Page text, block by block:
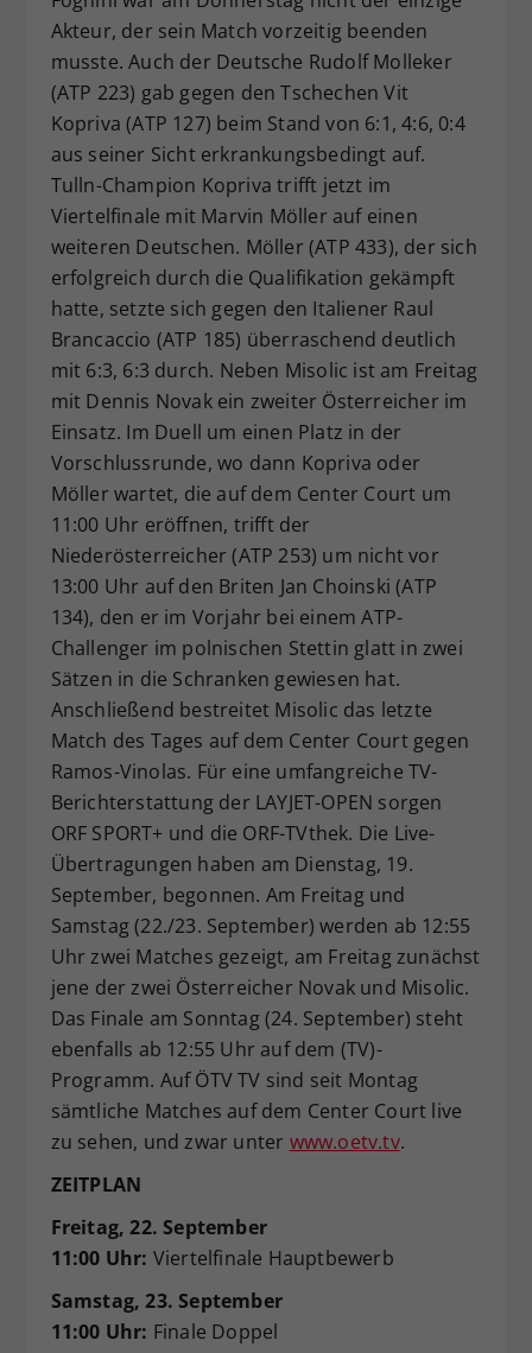
Akteur, der sein Match vorzeitig beenden
musste. Auch der Deutsche Rudolf Molleker
(ATP 223) gab gegen den Tschechen Vit
Kopriva (ATP 127) beim Stand von 6:1, 4:6, 0:4
aus seiner Sicht erkrankungsbedingt auf.
Tulln-Champion Kopriva trifft jetzt im
Viertelfinale mit Marvin Möller auf einen
weiteren Deutschen. Möller (ATP 433), der sich
erfolgreich durch die Qualifikation gekämpft
hatte, setzte sich gegen den Italiener Raul
Brancaccio (ATP 185) überraschend deutlich
mit 6:3, 6:3 durch. Neben Misolic ist am Freitag
mit Dennis Novak ein zweiter Österreicher im
Einsatz. Im Duell um einen Platz in der
Vorschlussrunde, wo dann Kopriva oder
Möller wartet, die auf dem Center Court um
11:00 Uhr eröffnen, trifft der
Niederösterreicher (ATP 253) um nicht vor
13:00 Uhr auf den Briten Jan Choinski (ATP
134), den er im Vorjahr bei einem ATP-
Challenger im polnischen Stettin glatt in zwei
Sätzen in die Schranken gewiesen hat.
Anschließend bestreitet Misolic das letzte
Match des Tages auf dem Center Court gegen
Ramos-Vinolas. Für eine umfangreiche TV-
Berichterstattung der LAYJET-OPEN sorgen
ORF SPORT+ und die ORF-TVthek. Die Live-
Übertragungen haben am Dienstag, 19.
September, begonnen. Am Freitag und
Samstag (22./23. September) werden ab 12:55
Uhr zwei Matches gezeigt, am Freitag zunächst
jene der zwei Österreicher Novak und Misolic.
Das Finale am Sonntag (24. September) steht
ebenfalls ab 12:55 Uhr auf dem (TV)-
Programm. Auf ÖTV TV sind seit Montag
sämtliche Matches auf dem Center Court live
zu sehen, und zwar unter www.oetv.tv.
ZEITPLAN
Freitag, 22. September
11:00 Uhr: Viertelfinale Hauptbewerb
Samstag, 23. September
11:00 Uhr: Finale Doppel